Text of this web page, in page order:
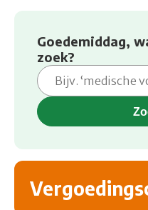
Goedemiddag,
zoek?